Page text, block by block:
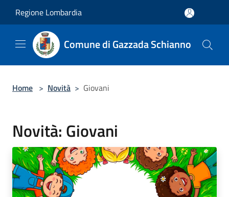
Regione Lombardia
Comune di Gazzada Schianno
Home > Novità > Giovani
Novità: Giovani